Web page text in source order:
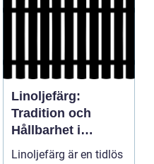
Linoljefärg:
Tradition och
Hållbarhet i
Modern Tappning
Linoljefärg är en tidlös